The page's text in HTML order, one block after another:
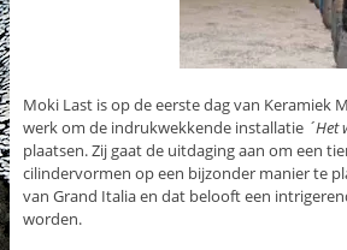
Moki Last is op de eerste dag van Keramiek
werk om de indrukwekkende installatie ´Het
plaatsen. Zij gaat de uitdaging aan om een
cilindervormen op een bijzonder manier te
van Grand Italia en dat belooft een
worden.